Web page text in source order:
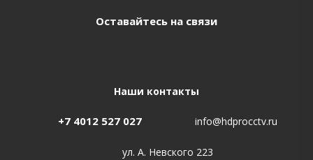
Оставайтесь на связи
Наши контакты
+7 4012 527 027 info@hdprocctv.ru
ул. А. Невского 223